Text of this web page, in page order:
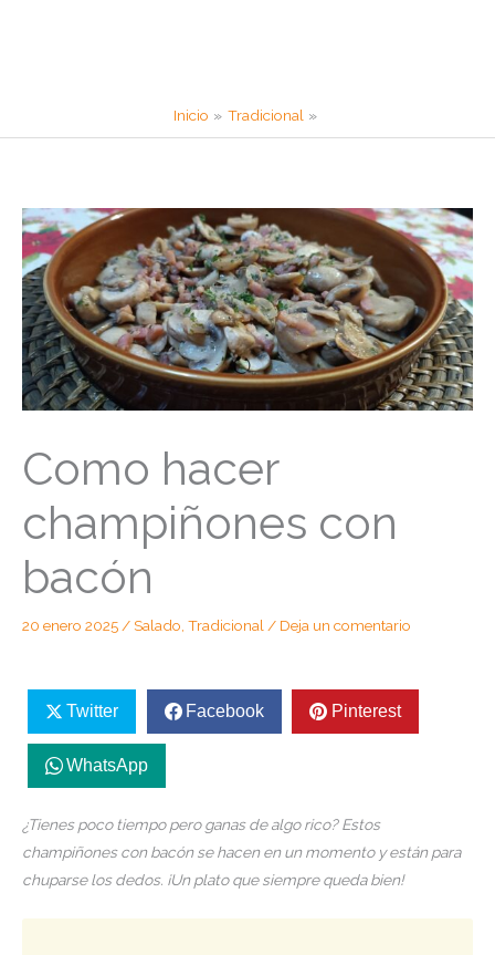
Inicio Tradicional
Como hacer
champiñones con
bacón
20 enero 2025 /Salado Tradicional / Deja un comentario
Twitter Facebook Pinterest
WhatsApp
¿Tienes poco tiempo pero ganas de algo rico? Estos
champiñones con bacón se hacen en un momento y están para
chuparse los dedos. ¡Un plato que siempre queda bien!